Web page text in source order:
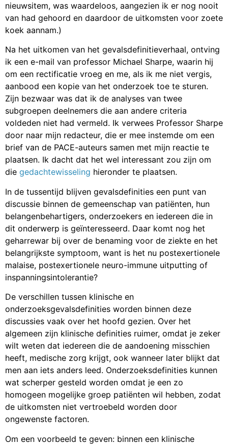
nieuwsitem, was waardeloos, aangezien ik er nog nooit
van had gehoord en daardoor de uitkomsten voor zoete
koek aannam.)
Na het uitkomen van het gevalsdefinitieverhaal, ontving
ik een e-mail van professor Michael Sharpe, waarin hij
om een rectificatie vroeg en me, als ik me niet vergis,
aanbood een kopie van het onderzoek toe te sturen.
Zijn bezwaar was dat ik de analyses van twee
subgroepen deelnemers die aan andere criteria
voldeden niet had vermeld. Ik verwees Professor Sharpe
door naar mijn redacteur, die er mee instemde om een
brief van de PACE-auteurs samen met mijn reactie te
plaatsen. Ik dacht dat het wel interessant zou zijn om
die gedachtewisseling hieronder te plaatsen.
In de tussentijd blijven gevalsdefinities een punt van
discussie binnen de gemeenschap van patiënten, hun
belangenbehartigers, onderzoekers en iedereen die in
dit onderwerp is geïnteresseerd. Daar komt nog het
geharrewar bij over de benaming voor de ziekte en het
belangrijkste symptoom, want is het nu postexertionele
malaise, postexertionele neuro-immune uitputting of
inspanningsintolerantie?
De verschillen tussen klinische en
onderzoeksgevalsdefinities worden binnen deze
discussies vaak over het hoofd gezien. Over het
algemeen zijn klinische definities ruimer, omdat je zeker
wilt weten dat iedereen die de aandoening misschien
heeft, medische zorg krijgt, ook wanneer later blijkt dat
men aan iets anders leed. Onderzoeksdefinities kunnen
wat scherper gesteld worden omdat je een zo
homogeen mogelijke groep patiënten wil hebben, zodat
de uitkomsten niet vertroebeld worden door
ongewenste factoren.
Om een voorbeeld te geven: binnen een klinische